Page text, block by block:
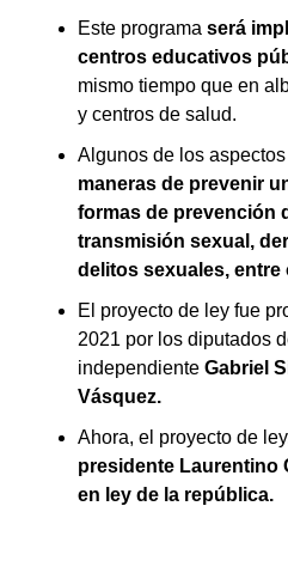
Este programa será
centros educativos
mismo tiempo que en
y centros de salud.
Algunos de los
maneras de prevenir
formas de prevención
transmisión sexual,
delitos sexuales, entre
El proyecto de ley fue
2021 por los diputados
independiente Gabriel
Vásquez.
Ahora, el proyecto de
presidente Laurentino
en ley de la república.